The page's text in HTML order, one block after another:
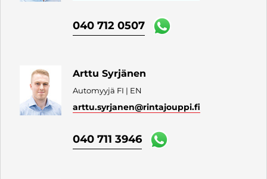
040 712 0507
Arttu Syrjänen
Automyyjä FI | EN
arttu.syrjanen@rintajouppi.fi
040 711 3946